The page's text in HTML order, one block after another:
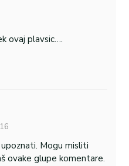
ovaj plavsic….
Mogu misliti
ovake glupe komentare.